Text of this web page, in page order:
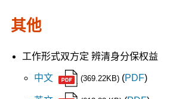
其他
工作形式双方定 辨清身分保权益
中文 (369.22KB)(PDF)